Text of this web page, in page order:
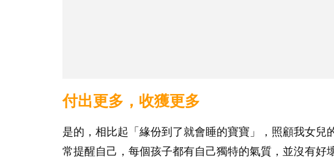
付出更多，收獲更多
是的，相比起「緣份到了就會睡的寶寶」，照顧我女兒
常提醒自己，每個孩子都有自己獨特的氣質，並沒有好